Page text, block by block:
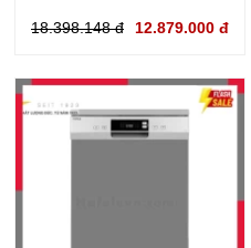
18.398.148 đ 12.879.000 đ